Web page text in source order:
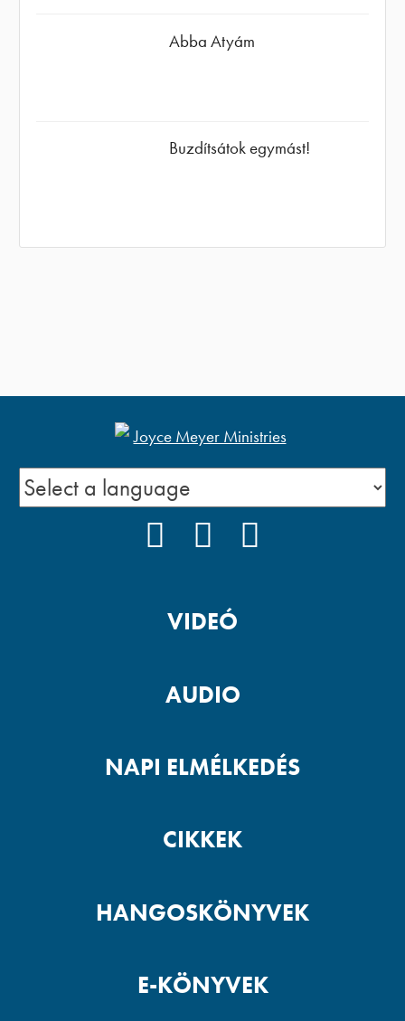
Abba Atyám
Buzdítsátok egymást!
VIDEÓ
AUDIO
NAPI ELMÉLKEDÉS
CIKKEK
HANGOSKÖNYVEK
E-KÖNYVEK